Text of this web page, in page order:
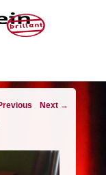
Next →